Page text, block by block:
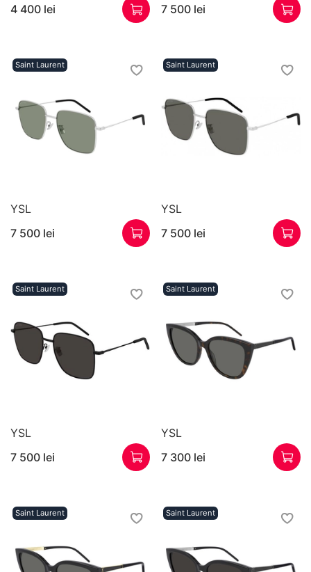
4 400 lei 7 500 lei
Saint Laurent
YSL
7 500 lei
Saint Laurent
YSL
7 500 lei
Saint Laurent
YSL
7 500 lei
Saint Laurent
YSL
7 300 lei
Saint Laurent Saint Laurent